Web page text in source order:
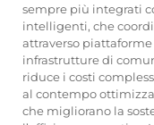
sempre più integrati
intelligenti, che
attraverso
infrastrutture di
riduce i costi
al contempo
che migliorano la